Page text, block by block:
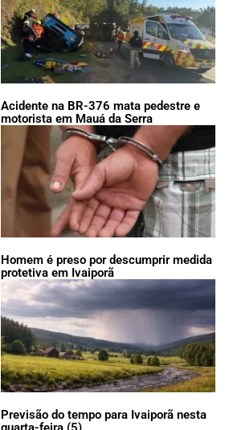
Acidente na BR-376 mata pedestre e
motorista em Mauá da Serra
Homem é preso por descumprir medida
protetiva em Ivaiporã
Previsão do tempo para Ivaiporã nesta